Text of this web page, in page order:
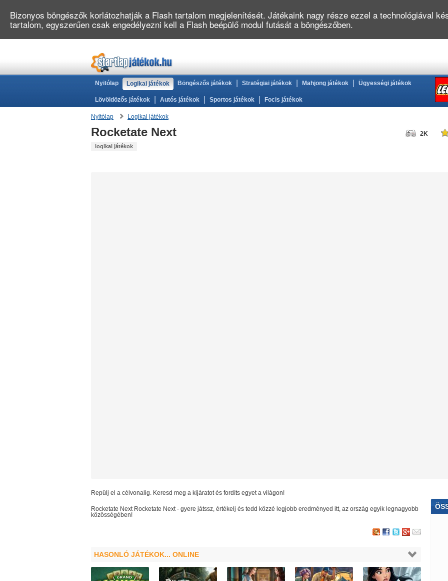
Nyitólap Logikai játékok Böngészős játékok Stratégiai játékok Mahjong játékok Ügyességi játékok
Lövöldözős játékok Autós játékok Sportos játékok Focis játékok
Nyitólap Logikai játékok
Rocketate Next
logikai játékok
2K
Repülj el a célvonalig. Keresd meg a kijáratot és fordíts egyet a világon!
Rocketate Next - gyere játssz, értékelj és tedd közzé legjobb eredményed itt, az ország egyik legnagyobb
Rocketate Next
közösségében!
HASONLÓ JÁTÉKOK... ONLINE
Bizonyos böngészők korlátozhatják a Flash tartalom megjelenítését. Játékaink nagy része ezzel a technológiával
tartalom, egyszerűen csak engedélyezni kell a Flash beépülő modul futását a böngészőben.